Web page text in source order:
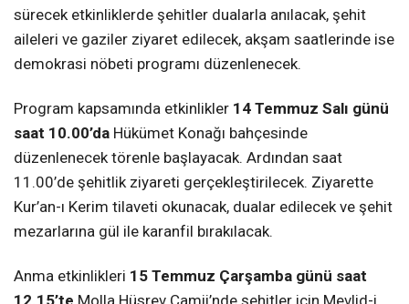
sürecek etkinliklerde şehitler dualarla anılacak, şehit
aileleri ve gaziler ziyaret edilecek, akşam saatlerinde ise
demokrasi nöbeti programı düzenlenecek.
Program kapsamında etkinlikler 14 Temmuz Salı günü
saat 10.00’da Hükümet Konağı bahçesinde
düzenlenecek törenle başlayacak. Ardından saat
11.00’de şehitlik ziyareti gerçekleştirilecek. Ziyarette
Kur’an-ı Kerim tilaveti okunacak, dualar edilecek ve şehit
mezarlarına gül ile karanfil bırakılacak.
Anma etkinlikleri 15 Temmuz Çarşamba günü saat